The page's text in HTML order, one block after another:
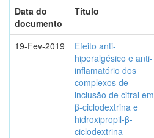
Data do
documento
Título
19-Fev-2019
Efeito anti-
hiperalgésico e anti-
inflamatório dos
complexos de
inclusão de citral em
β-ciclodextrina e
hidroxipropil-β-
ciclodextrina